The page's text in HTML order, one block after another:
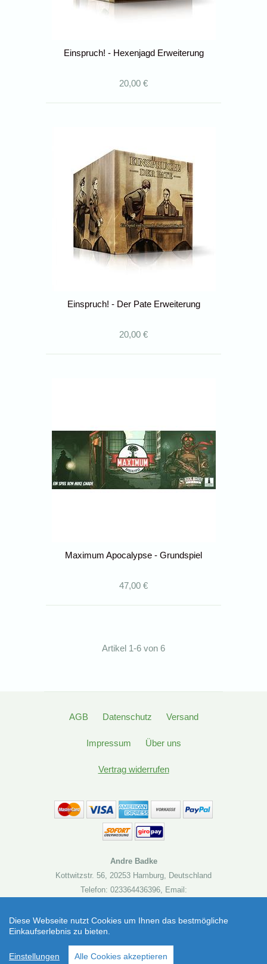
Einspruch! - Hexenjagd Erweiterung
20,00 €
Einspruch! - Der Pate Erweiterung
20,00 €
Maximum Apocalypse - Grundspiel
47,00 €
Artikel 1-6 von 6
AGB Datenschutz Versand
Impressum Über uns
Vertrag widerrufen
Andre Badke
Kottwitzstr. 56, 20253 Hamburg, Deutschland
Telefon: 023364436396, Email:
Brettspielbude.de
Diese Webseite nutzt Cookies um Ihnen das bestmögliche
Einkaufserlebnis zu bieten.
Einstellungen Alle Cookies akzeptieren
SEHR GUT (4.86 / 5)
aus
Bewertungen bei: shopvote.de ⓘ